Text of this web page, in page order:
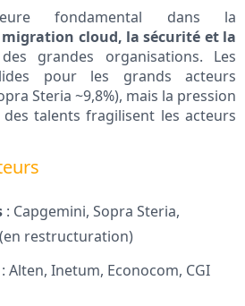
fondamental dans la
cloud, la sécurité et la
des grandes organisations. Les
pour les grands acteurs
Steria ~9,8%), mais la pression
talents fragilisent les acteurs
: Capgemini, Sopra Steria,
restructuration)
: Alten, Inetum, Econocom, CGI